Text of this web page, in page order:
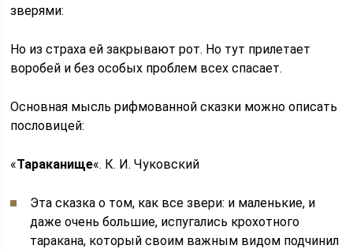
зверями:
Но из страха ей закрывают рот. Но тут прилетает
воробей и без особых проблем всех спасает.
Основная мысль рифмованной сказки можно описать
пословицей:
«Тараканище«. К. И. Чуковский
Эта сказка о том, как все звери: и маленькие, и
даже очень большие, испугались крохотного
таракана, который своим важным видом подчинил